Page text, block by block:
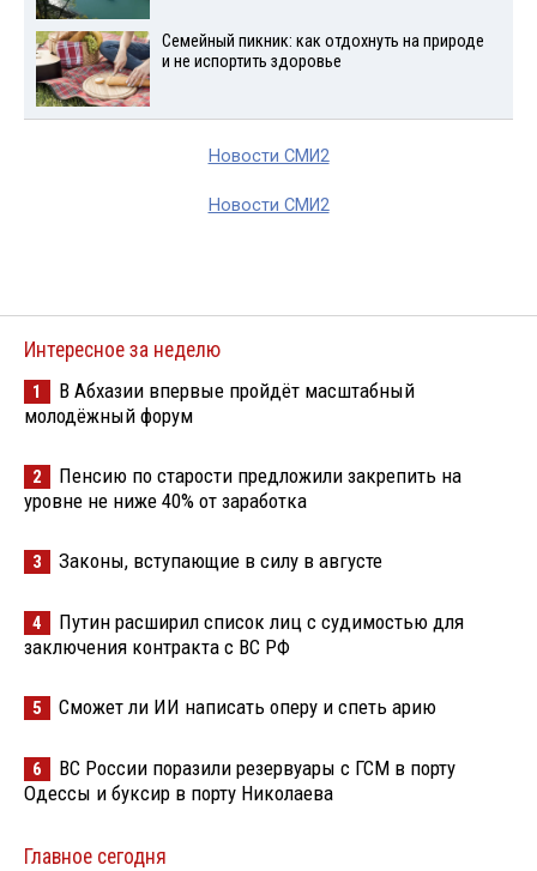
Семейный пикник: как отдохнуть на природе
и не испортить здоровье
Новости СМИ2
Новости СМИ2
Интересное за неделю
1
В Абхазии впервые пройдёт масштабный
молодёжный форум
2
Пенсию по старости предложили закрепить на
уровне не ниже 40% от заработка
3 Законы, вступающие в силу в августе
4
Путин расширил список лиц с судимостью для
заключения контракта с ВС РФ
5 Сможет ли ИИ написать оперу и спеть арию
6
ВС России поразили резервуары с ГСМ в порту
Одессы и буксир в порту Николаева
Главное сегодня